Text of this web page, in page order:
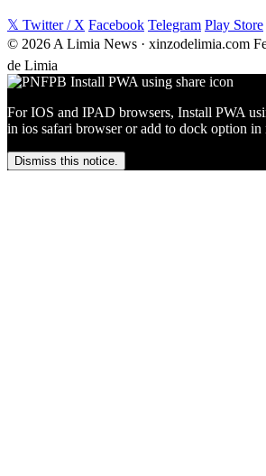
𝕏 Twitter / X Facebook Telegram Play Store
© 2026 A Limia News · xinzodelimia.com
de Limia
For IOS and IPAD browsers, Install PWA
in ios safari browser or add to dock option in
Dismiss this notice.